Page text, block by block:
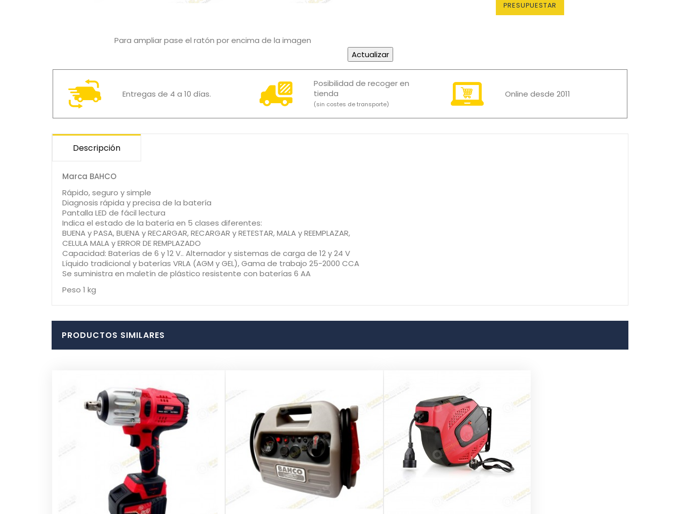
Para ampliar pase el ratón por encima de la imagen
PRESUPUESTAR
Entregas de 4 a 10 días.
Posibilidad de recoger en
tienda
(sin costes de transporte)
Online desde 2011
Descripción
Marca BAHCO
Rápido, seguro y simple
Diagnosis rápida y precisa de la batería
Pantalla LED de fácil lectura
Indica el estado de la batería en 5 clases diferentes:
BUENA y PASA, BUENA y RECARGAR, RECARGAR y RETESTAR, MALA y REEMPLAZAR,
CELULA MALA y ERROR DE REMPLAZADO
Capacidad: Baterías de 6 y 12 V.. Alternador y sistemas de carga de 12 y 24 V
Líquido tradicional y baterías VRLA (AGM y GEL), Gama de trabajo 25-2000 CCA
Se suministra en maletín de plástico resistente con baterías 6 AA
Peso 1 kg
PRODUCTOS SIMILARES